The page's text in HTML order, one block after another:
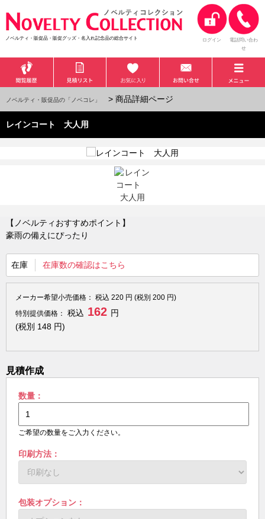
ノベルティ・販促品・販促グッズ・名入れ記念品の総合サイト ログイン
電話問い合わ
せ
ノベルティ・販促品の「ノベコレ」 > 商品詳細ページ
レインコート 大人用
【ノベルティおすすめポイント】
豪雨の備えにぴったり
在庫 在庫数の確認はこちら
メーカー希望小売価格： 税込 220 円 (税別 200 円)
特別提供価格：
税込 162 円
(税別 148 円)
見積作成
数量：
ご希望の数量をご入力ください。
印刷方法：
包装オプション：